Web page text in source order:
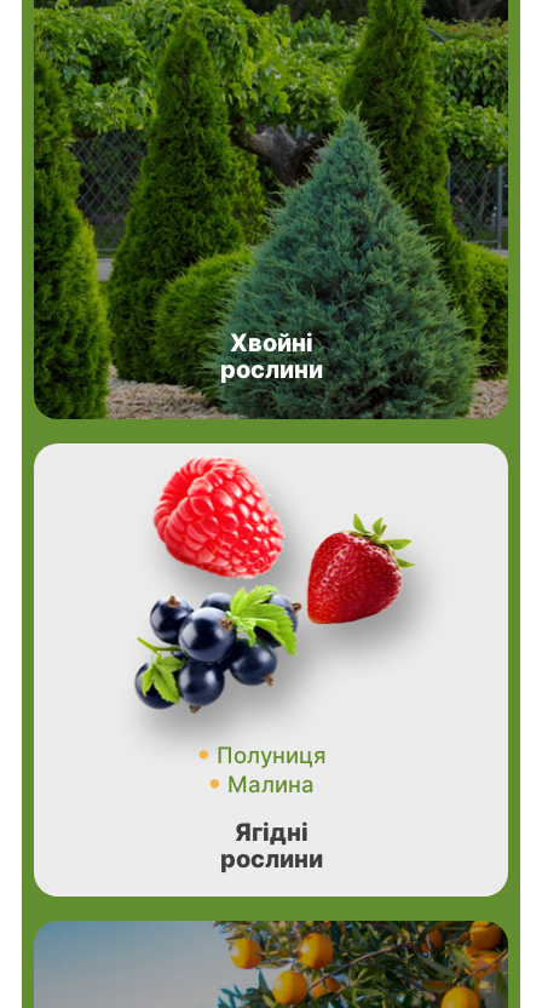
Хвойні
рослини
Полуниця
Малина
Ягідні
рослини